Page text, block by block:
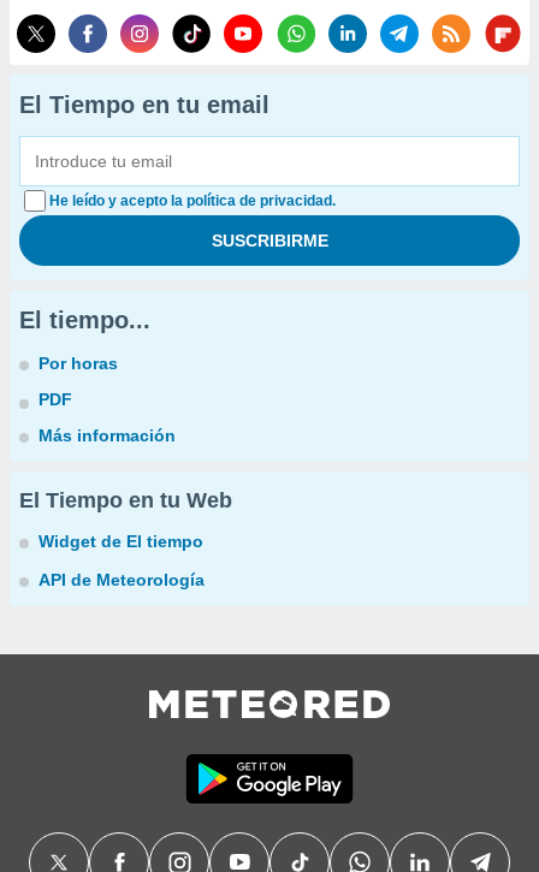
El Tiempo en tu email
He leído y acepto la política de privacidad.
El tiempo...
Por horas
PDF
Más información
El Tiempo en tu Web
Widget de El tiempo
API de Meteorología